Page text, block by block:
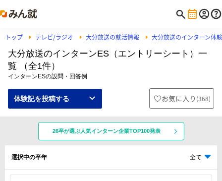
トップ テレビ/ラジオ 大分放送の就活情報 大分放送のインターン体
大分放送のインターンES（エントリーシート）一
覧 （全1件）
インターンESの設問・回答例
体験記を投稿する お気に入り (368)
26卒が選ぶ人気インターン企業TOP100発表
選択中の卒年 全て